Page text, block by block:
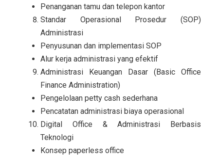
Penanganan tamu dan telepon kantor
Standar Operasional Prosedur (SOP)
Administrasi
Penyusunan dan implementasi SOP
Alur kerja administrasi yang efektif
Administrasi Keuangan Dasar (Basic Office
Finance Administration)
Pengelolaan petty cash sederhana
Pencatatan administrasi biaya operasional
Digital Office & Administrasi Berbasis
Teknologi
Konsep paperless office